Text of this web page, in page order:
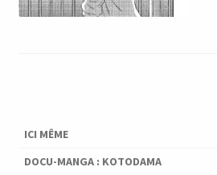
ICI MÊME
DOCU-MANGA : KOTODAMA